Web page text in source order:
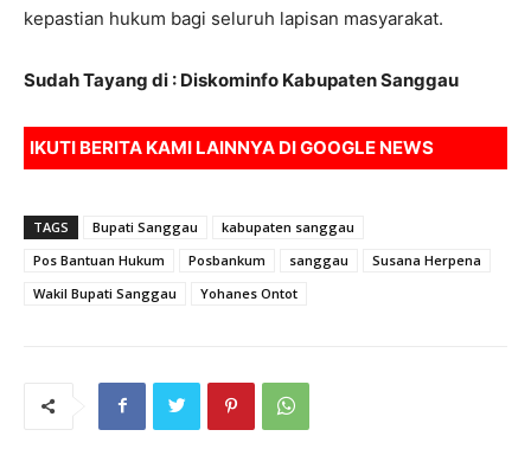
kepastian hukum bagi seluruh lapisan masyarakat.
Sudah Tayang di : Diskominfo Kabupaten Sanggau
IKUTI BERITA KAMI LAINNYA DIGOOGLE NEWS
TAGS Bupati Sanggau
kabupaten sanggau
Pos Bantuan Hukum
Posbankum sanggau
Susana Herpena
Wakil Bupati Sanggau
Yohanes Ontot